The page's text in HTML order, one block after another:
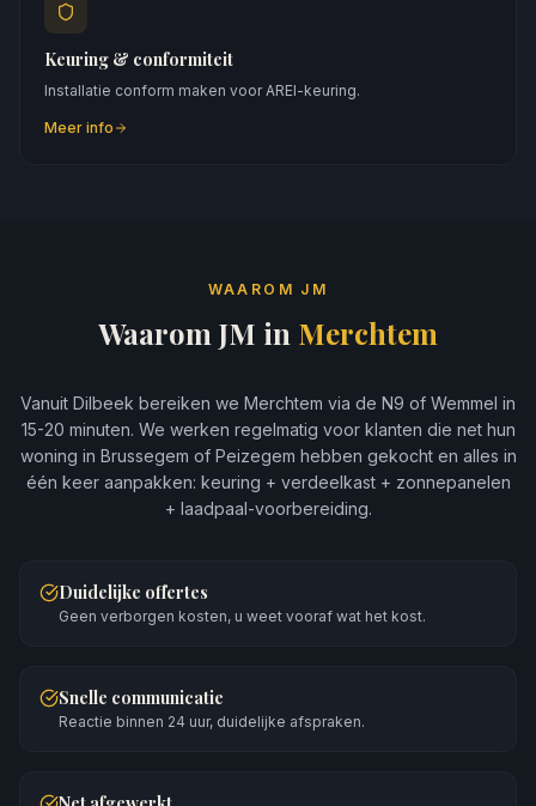
Keuring & conformiteit
Installatie conform maken voor AREI-keuring.
Meer info
WAAROM JM
Waarom JM in Merchtem
Vanuit Dilbeek bereiken we Merchtem via de N9 of Wemmel in
15-20 minuten. We werken regelmatig voor klanten die net hun
woning in Brussegem of Peizegem hebben gekocht en alles in
één keer aanpakken: keuring + verdeelkast + zonnepanelen
+ laadpaal-voorbereiding.
Duidelijke offertes
Geen verborgen kosten, u weet vooraf wat het kost.
Snelle communicatie
Reactie binnen 24 uur, duidelijke afspraken.